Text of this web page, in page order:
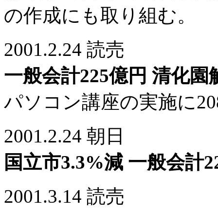
の作成にも取り組む。
2001.2.24 読売
一般会計225億円 清化
パソコン講座の実施に
2001.2.24 朝日
国立市3.3%減 一般会計
2001.3.14 読売